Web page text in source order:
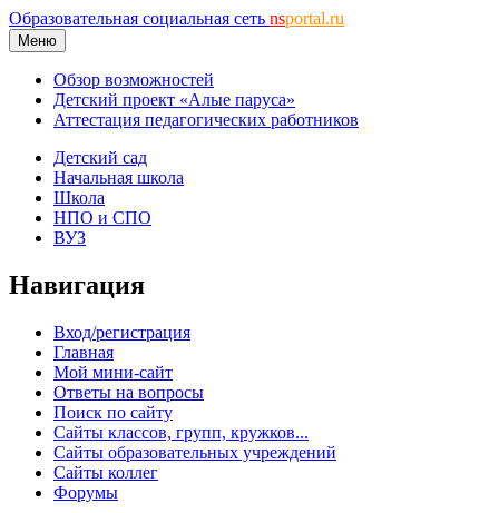
Образовательная социальная сеть nsportal.ru
Меню
Обзор возможностей
Детский проект «Алые паруса»
Аттестация педагогических работников
Детский сад
Начальная школа
Школа
НПО и СПО
ВУЗ
Навигация
Вход/регистрация
Главная
Мой мини-сайт
Ответы на вопросы
Поиск по сайту
Сайты классов, групп, кружков...
Сайты образовательных учреждений
Сайты коллег
Форумы